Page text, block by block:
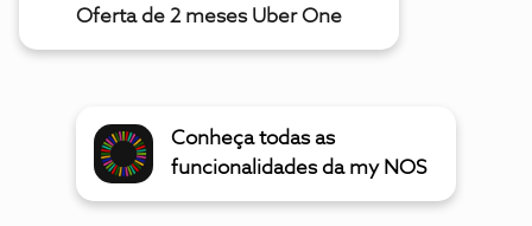
Oferta de 2 meses Uber One
Conheça todas as
funcionalidades da my NOS